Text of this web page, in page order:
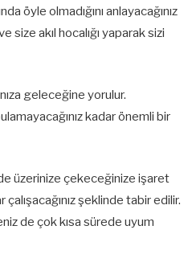
öyle olmadığını anlayacağınız
size akıl hocalığı yaparak sizi
geleceğine yorulur.
kadar önemli bir
üzerinize çekeceğinize işaret
çalışacağınız şeklinde tabir edilir.
de çok kısa sürede uyum